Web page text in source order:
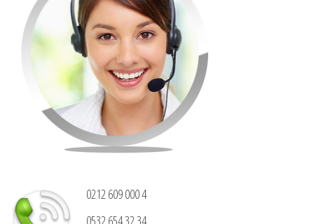
0212 609 000 4
0532 654 32 34